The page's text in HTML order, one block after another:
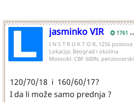
jasminko VIR 1761
I N S T R U K T O R, 1256 postova
Lokacija: Beograd i okolina
Motocikl: CBF 600N, penzionerski
120/70/18 i 160/60/17?
I da li može samo prednja ?